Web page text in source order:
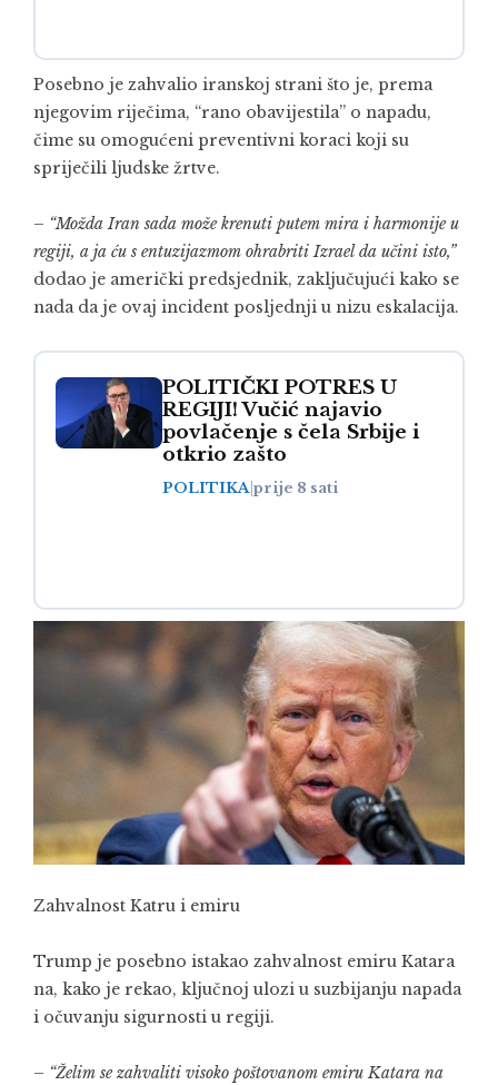
Posebno je zahvalio iranskoj strani što je, prema
njegovim riječima, “rano obavijestila” o napadu,
čime su omogućeni preventivni koraci koji su
spriječili ljudske žrtve.
– “Možda Iran sada može krenuti putem mira i harmonije u
regiji, a ja ću s entuzijazmom ohrabriti Izrael da učini isto,”
dodao je američki predsjednik, zaključujući kako se
nada da je ovaj incident posljednji u nizu eskalacija.
POLITIČKI POTRES U
REGIJI! Vučić najavio
povlačenje s čela Srbije i
otkrio zašto
POLITIKAprije 8 sati
Zahvalnost Katru i emiru
Trump je posebno istakao zahvalnost emiru Katara
na, kako je rekao, ključnoj ulozi u suzbijanju napada
i očuvanju sigurnosti u regiji.
– “Želim se zahvaliti visoko poštovanom emiru Katara na